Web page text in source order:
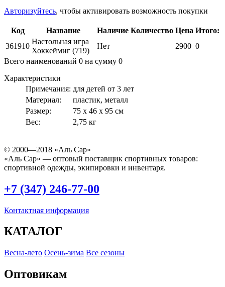
Авторизуйтесь, чтобы активировать возможность покупки
Код Название Наличие Количество Цена Итого:
361910
Настольная игра
Хоккеймиг (719)
Нет 2900 0
Всего наименований 0 на сумму 0
Характеристики
Примечания: для детей от 3 лет
Материал:
пластик, металл
Размер:
75 х 46 х 95 см
Вес:
2,75 кг
© 2000—2018 «Аль Сар»
«Аль Сар» — оптовый поставщик спортивных товаров:
спортивной одежды, экипировки и инвентаря.
+7 (347) 246-77-00
Контактная информация
КАТАЛОГ
Весна-лето Осень-зима Все сезоны
Оптовикам